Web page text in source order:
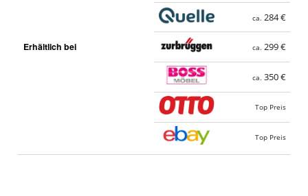
Erhältlich bei
ca. 284 €
ca. 299 €
ca. 350 €
Top Preis
Top Preis